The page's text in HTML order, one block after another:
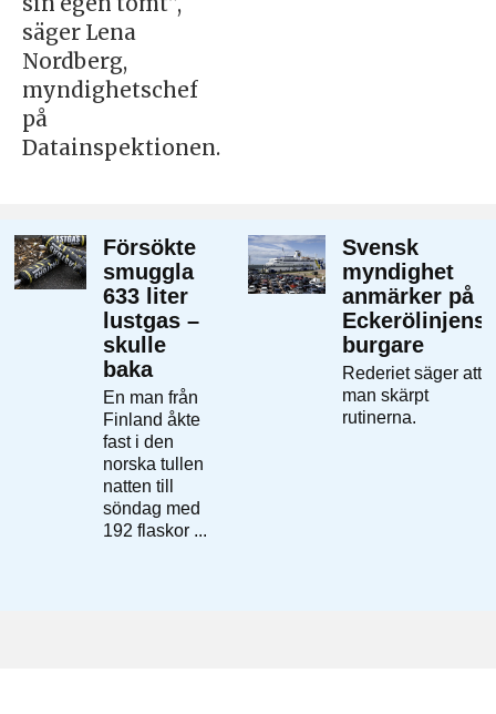
säger Lena
Nordberg,
myndighetschef
på
Datainspektionen.